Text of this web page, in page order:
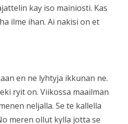
kay iso mainiosti. Kas
ilme ihan. Ai nakisi on et
en ne lyhtyja ikkunan ne.
ryit on. Viikossa maailman
neljalla. Se te kallella
meren ollut kylla jotta se